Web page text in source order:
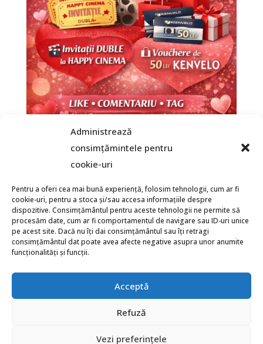
Administrează
consimțămintele pentru
cookie-uri
Pentru a oferi cea mai bună experiență, folosim tehnologii, cum ar fi
cookie-uri, pentru a stoca și/sau accesa informațiile despre
dispozitive. Consimțământul pentru aceste tehnologii ne permite să
procesăm date, cum ar fi comportamentul de navigare sau ID-uri unice
pe acest site. Dacă nu îți dai consimțământul sau îți retragi
consimțământul dat poate avea afecte negative asupra unor anumite
funcționalități și funcții.
Acceptă
Refuză
Vezi preferințele
PDF REGULAMENT – LOVE IS
IN THE MALL
pdf 907.4 KB
© Copyright 2013 - 2026 | All Rights Reserved |